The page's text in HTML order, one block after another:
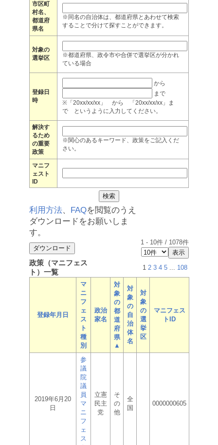
市区町
村名、
都道府
県名
※同名の自治体は、都道府県とあわせて検索
することで分けて探すことができます。
対象の
選挙区
※都道府県、政令市や合併で選挙区が分かれ
ている場合
登録日
時
から
まで
※「20xx/xx/xx」 から 「20xx/xx/xx」ま
で というように入力してください。
解決す
るため
の重要
政策
※関心のあるキーワード、政策をご記入くだ
さい。
マニフ
ェスト
ID
利用方法、 FAQを閲覧のうえ
ダウンロードをお願いしま
す。
1 - 10件 / 1078件
政策（マニフェス
ト）一覧
1 2 3 4 5 ... 108
登録年月日
マ
ニ
フ
ェ
ス
ト
種
別
政治
家名
対
象
の
都
道
府
県
▲
対
象
の
自
治
体
名
対
象
の
選
挙
区
マニフェス
トID
2019年6月20
日
参
議
院
議
員
マ
ニ
フ
ェ
ス
立憲
民主
党
そ
の
他
全
国
0000000605